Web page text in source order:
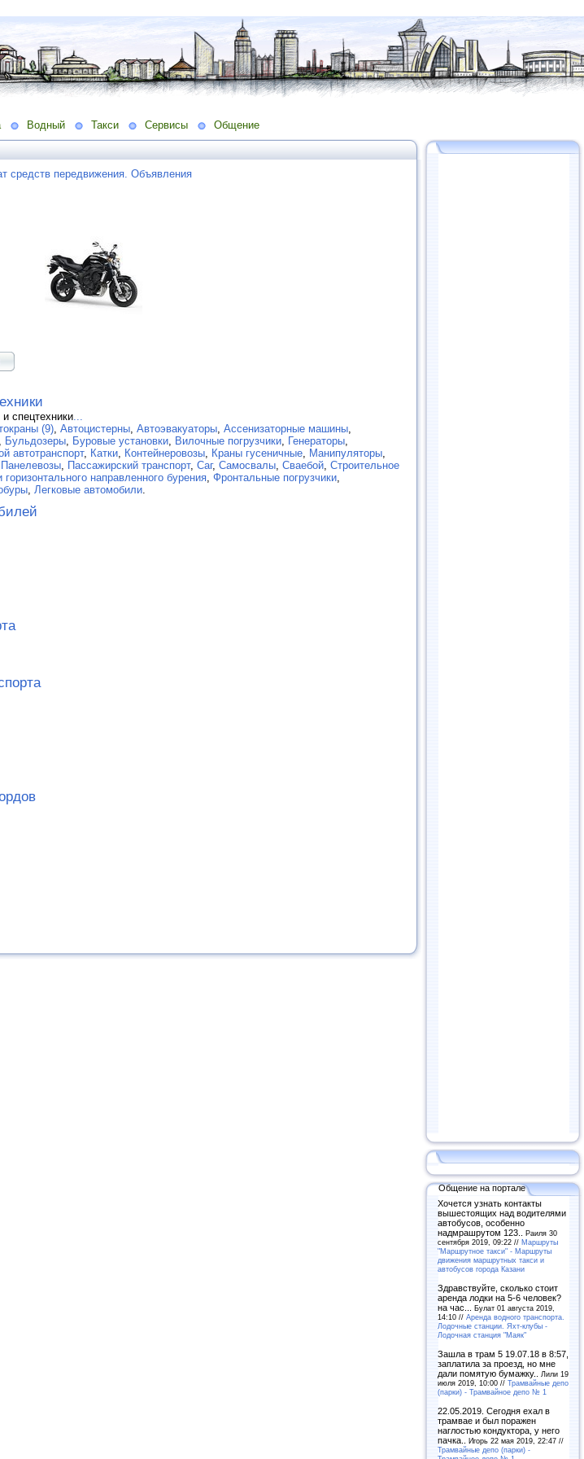
Водный Такси Сервисы Общение
средств передвижения. Объявления
спецтехники
(9) Автоцистерны Автоэвакуаторы Ассенизаторные машины
Бульдозеры Буровые установки Вилочные погрузчики Генераторы
автотранспорт, Катки Контейнеровозы Краны гусеничные Манипуляторы
Панелевозы Пассажирский транспорт, Саг, Самосвалы Сваебой Строительное
горизонтального направленного бурения Фронтальные погрузчики
Легковые автомобили
Общение на портале
Хочется узнать контакты
вышестоящих над водителями
автобусов, особенно
надмрашрутом 123.. Раиля 30
сентября 2019, 09:22 // Маршруты
"Маршрутное такси" - Маршруты
движения маршрутных такси и
автобусов города Казани
Здравствуйте, сколько стоит
аренда лодки на 5-6 человек?
на час... Булат 01 августа 2019,
14:10 // Аренда водного транспорта.
Лодочные станции. Яхт-клубы -
Лодочная станция "Маяк"
Зашла в трам 5 19.07.18 в 8:57,
заплатила за проезд, но мне
дали помятую бумажку..
Лили 19
июля 2019, 10:00 // Трамвайные депо
(парки) - Трамвайное депо № 1
22.05.2019. Сегодня ехал в
трамвае и был поражен
наглостью кондуктора, у него
пачка.. Игорь 22 мая 2019, 22:47 //
Трамвайные депо (парки) -